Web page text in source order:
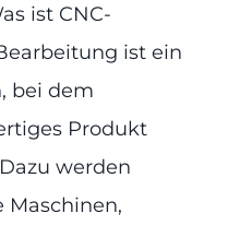
ist CNC-
ist ein
bei dem
Produkt
werden